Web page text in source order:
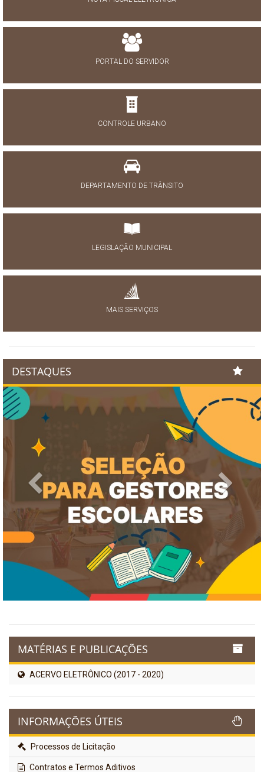
PORTAL DO SERVIDOR
CONTROLE URBANO
DEPARTAMENTO DE TRÂNSITO
LEGISLAÇÃO MUNICIPAL
MAIS SERVIÇOS
DESTAQUES
Previous Next
MATÉRIAS E PUBLICAÇÕES
ACERVO ELETRÔNICO (2017 - 2020)
INFORMAÇÕES ÚTEIS
Processos de Licitação
Contratos e Termos Aditivos